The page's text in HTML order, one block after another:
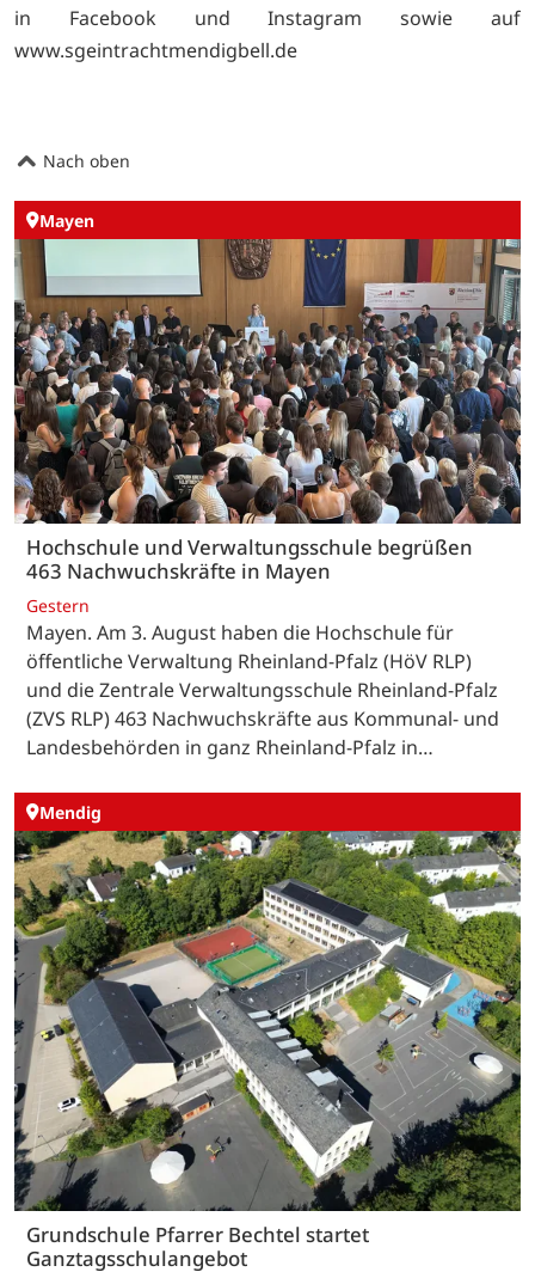
in Facebook und Instagram sowie auf
www.sgeintrachtmendigbell.de
Nach oben
Mayen
Hochschule und Verwaltungsschule begrüßen
463 Nachwuchskräfte in Mayen
Gestern
Mayen. Am 3. August haben die Hochschule für
öffentliche Verwaltung Rheinland-Pfalz (HöV RLP)
und die Zentrale Verwaltungsschule Rheinland-Pfalz
(ZVS RLP) 463 Nachwuchskräfte aus Kommunal- und
Landesbehörden in ganz Rheinland-Pfalz in…
Mendig
Grundschule Pfarrer Bechtel startet
Ganztagsschulangebot